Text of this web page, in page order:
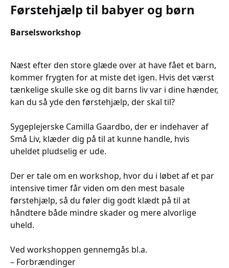
Førstehjælp til babyer og børn
Barselsworkshop
Næst efter den store glæde over at have fået et barn,
kommer frygten for at miste det igen. Hvis det værst
tænkelige skulle ske og dit barns liv var i dine hænder,
kan du så yde den førstehjælp, der skal til?
Sygeplejerske Camilla Gaardbo, der er indehaver af
Små Liv, klæder dig på til at kunne handle, hvis
uheldet pludselig er ude.
Der er tale om en workshop, hvor du i løbet af et par
intensive timer får viden om den mest basale
førstehjælp, så du føler dig godt klædt på til at
håndtere både mindre skader og mere alvorlige
uheld.
Ved workshoppen gennemgås bl.a.
– Forbrændinger